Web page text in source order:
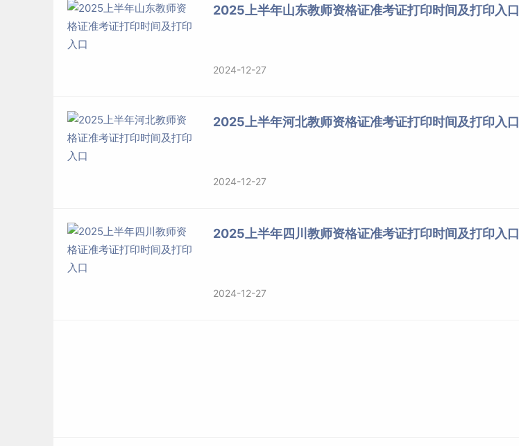
2025上半年山东教师资格证准考证打印时间及打印入口
2024-12-27
2025上半年河北教师资格证准考证打印时间及打印入口
2024-12-27
2025上半年四川教师资格证准考证打印时间及打印入口
2024-12-27